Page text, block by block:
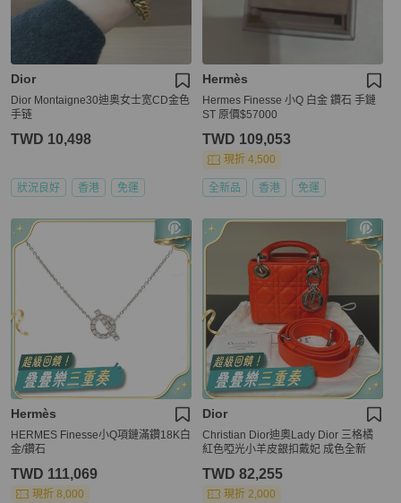
Dior
Dior Montaigne30迪奥女士宽CD金色
手链
TWD 10,498
狀況良好 香港 免運
Hermès
Hermes Finesse 小Q 白金 鑽石 手鏈
ST 原價$57000
TWD 109,053
現折 4,500
全新品 香港 免運
Hermès
HERMES Finesse小Q項鏈滿鑽18K白
金/鑽石
TWD 111,069
現折 8,000
Dior
Christian Dior迪奧Lady Dior 三格橘
紅色啞光小羊皮銀扣戴妃 成色全新
TWD 82,255
現折 2,000